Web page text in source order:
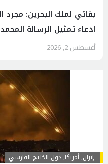
بقائي لملك البحرين: مجرد
ادعاء تمثيل الرسالة
أغسطس 2, 2026
إيران,أمريكا,دول الخليج الفارسي